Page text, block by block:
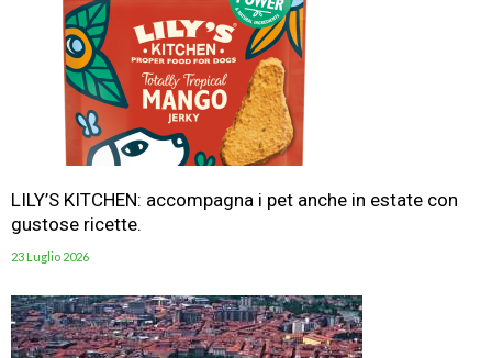
LILY’S KITCHEN: accompagna i pet anche in estate con
gustose ricette.
23 Luglio 2026